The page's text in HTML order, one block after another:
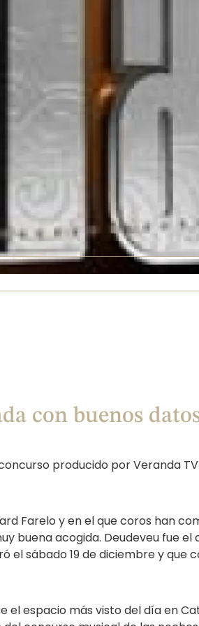
con buenos
producido por Veranda
Farelo y en el que coros han
buena acogida. Deudeveu fue
el sábado 19 de diciembre y que
espacio más visto del día en